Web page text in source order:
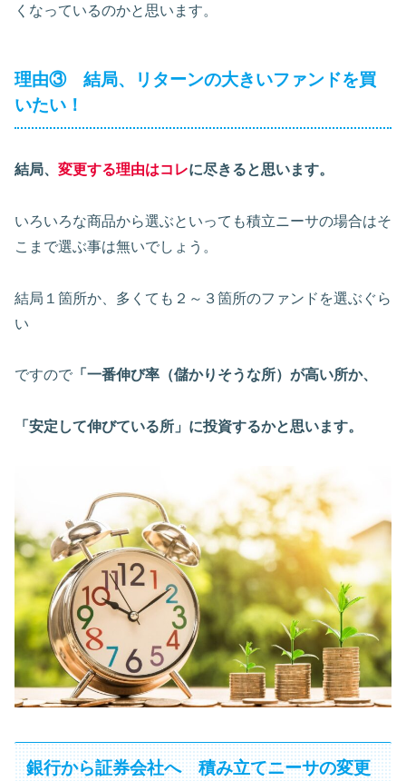
くなっているのかと思います。
理由③ 結局、リターンの大きいファンドを買
いたい！
結局、 変更する理由はコレに尽きると思います。
いろいろな商品から選ぶといっても積立ニーサの場合はそ
こまで選ぶ事は無いでしょう。
結局１箇所か、多くても２～３箇所のファンドを選ぶぐら
い
ですので 「一番伸び率（儲かりそうな所）が高い所か、
「安定して伸びている所」に投資するかと思います。
銀行から証券会社へ 積み立てニーサの変更